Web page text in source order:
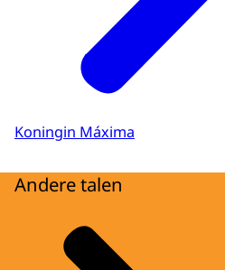
Koningin Máxima
Andere talen